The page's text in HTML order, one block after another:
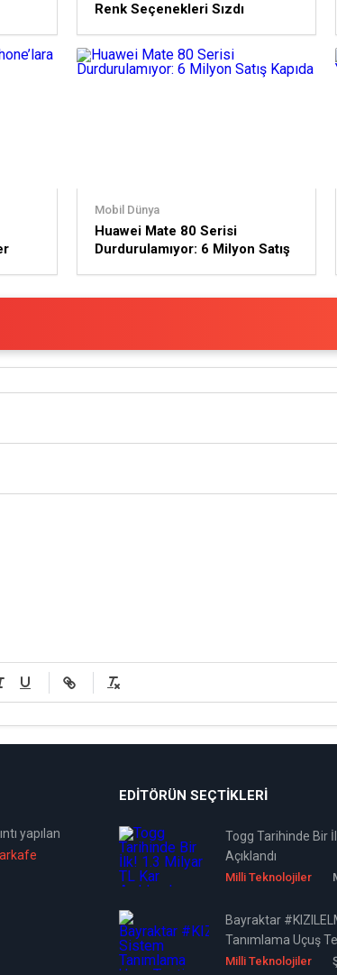
Renk Seçenekleri Sızdı
Mobil Dünya
Huawei Mate 80 Serisi
Durdurulamıyor: 6 Milyon Satış
yapılan
EDITÖRÜN SEÇTIKLERI
Togg Tarihinde Bir
Açıklandı
Milli Teknolojiler
Bayraktar
Tanımlama Uçuş
Milli Teknolojiler